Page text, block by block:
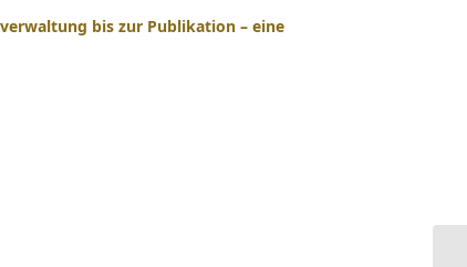
bis zur Publikation – eine